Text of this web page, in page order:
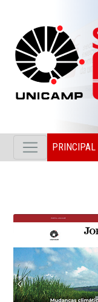
PRINCIPAL